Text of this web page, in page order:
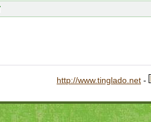
http://www.tinglado.net -